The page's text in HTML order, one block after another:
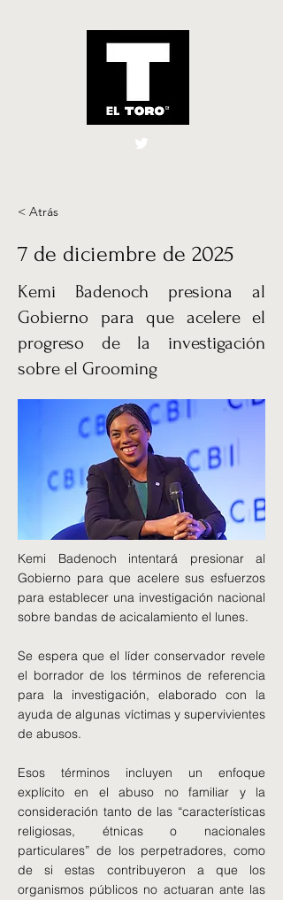
El Toro España
< Atrás
7 de diciembre de 2025
Kemi Badenoch presiona al
Gobierno para que acelere el
progreso de la investigación
sobre el Grooming
Kemi Badenoch intentará presionar al
Gobierno para que acelere sus esfuerzos
para establecer una investigación nacional
sobre bandas de acicalamiento el lunes.
Se espera que el líder conservador revele
el borrador de los términos de referencia
para la investigación, elaborado con la
ayuda de algunas víctimas y supervivientes
de abusos.
Esos términos incluyen un enfoque
explícito en el abuso no familiar y la
consideración tanto de las “características
religiosas, étnicas o nacionales
particulares” de los perpetradores, como
de si estas contribuyeron a que los
organismos públicos no actuaran ante las